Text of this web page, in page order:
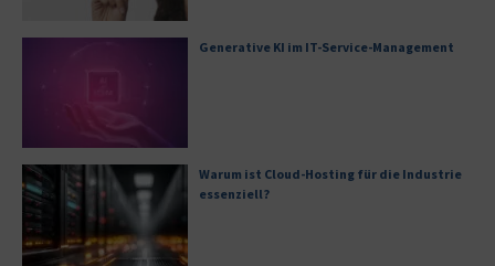
Generative KI im IT-Service-Management
Warum ist Cloud-Hosting für die Industrie
essenziell?